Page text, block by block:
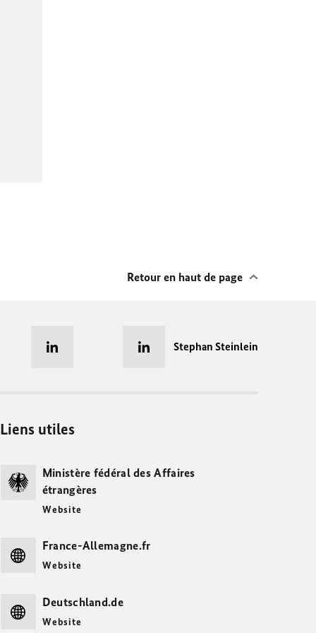
Retour en haut de page
Stephan Steinlein
Liens utiles
Ministère fédéral des Affaires
étrangères
Website
France-Allemagne.fr
Website
Deutschland.de
Website